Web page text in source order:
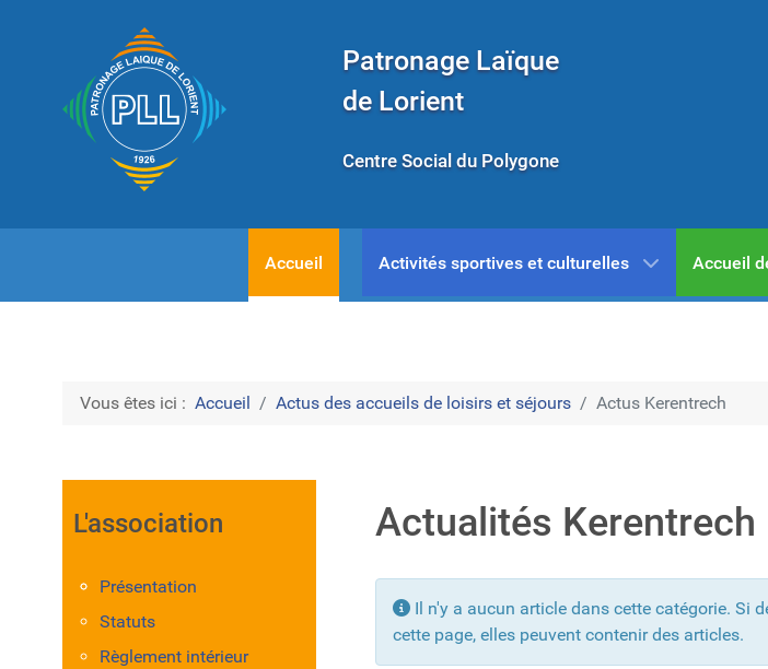
Patronage Laïque
de Lorient
Centre Social du Polygone
Accueil Activités sportives et culturelles Accueil
Vous êtes ici : Accueil Actus des accueils de loisirs et séjours Actus Kerentrech
L'association
Présentation
Statuts
Règlement intérieur
Actualités Kerentrech
Info
Il n'y a aucun article dans cette catégorie. Si
cette page, elles peuvent contenir des articles.